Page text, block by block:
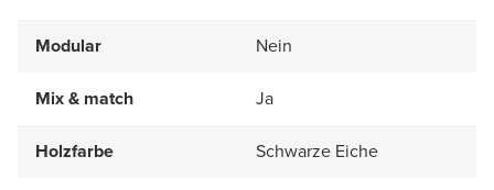
Modular Nein
Mix & match Ja
Holzfarbe Schwarze Eiche